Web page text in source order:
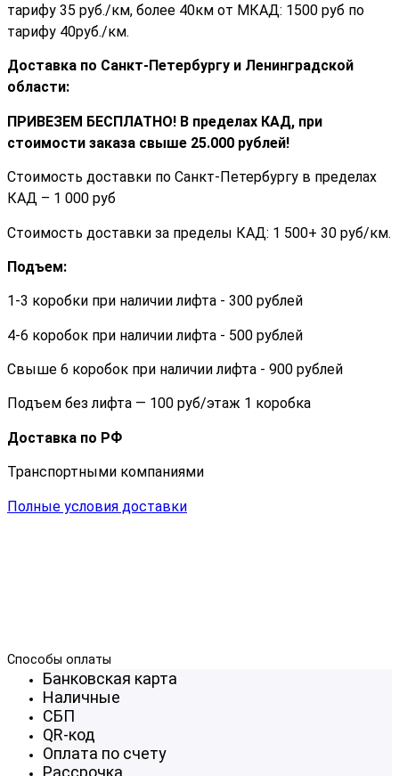
тарифу 35 руб./км, более 40км от МКАД: 1500 руб по
тарифу 40руб./км.
Доставка по Санкт-Петербургу и Ленинградской
области:
ПРИВЕЗЕМ БЕСПЛАТНО! В пределах КАД, при
стоимости заказа cвыше 25.000 рублей!
Стоимость доставки по Санкт-Петербургу в пределах
КАД – 1 000 руб
Стоимость доставки за пределы КАД: 1 500+ 30 руб/км.
Подъем:
1-3 коробки при наличии лифта - 300 рублей
4-6 коробок при наличии лифта - 500 рублей
Свыше 6 коробок при наличии лифта - 900 рублей
Подъем без лифта — 100 руб/этаж 1 коробка
Доставка по РФ
Транспортными компаниями
Полные условия доставки
Способы оплаты
Банковская карта
Наличные
СБП
QR-код
Оплата по счету
Рассрочка